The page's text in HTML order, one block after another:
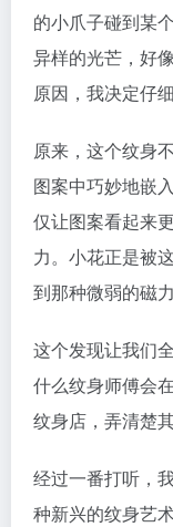
的小爪子碰到某
异样的光芒，好
原因，我决定仔
原来，这个纹身
图案中巧妙地嵌
仅让图案看起来
力。小花正是被
到那种微弱的磁力
这个发现让我们
什么纹身师傅会
纹身店，弄清楚
经过一番打听，
种新兴的纹身艺